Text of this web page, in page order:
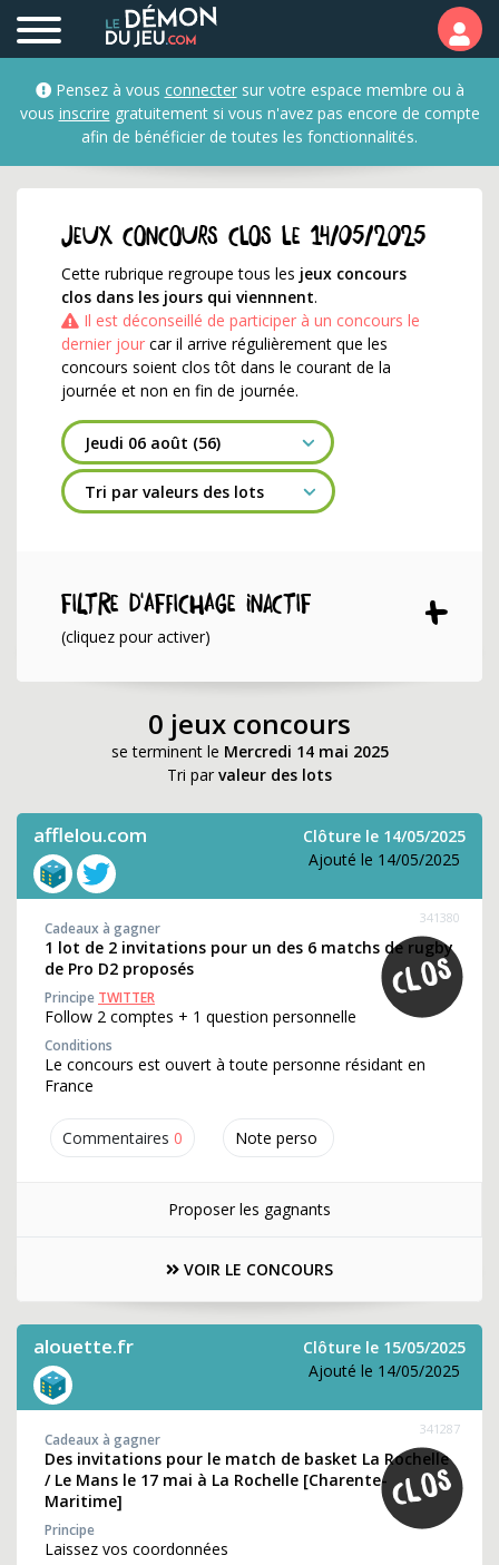
Jeux concours qui se
Pensez à vous connectersur votre espace membre ou à
vous inscrire gratuitement si vous n'avez pas encore de compte
afin de bénéficier de toutes les fonctionnalités.
Jeux concours clos le 14/05/2025
Cette rubrique regroupe tous les jeux concours
clos dans les jours qui viennnent.
Il est déconseillé de participer à un concours le
dernier jour car il arrive régulièrement que les
concours soient clos tôt dans le courant de la
journée et non en fin de journée.
Filtre d'affichage INACTIF
(cliquez pour activer)
0 jeux concours
se terminent le Mercredi 14 mai 2025
Tri par valeur des lots
afflelou.com
Clôture le 14/05/2025
Ajouté le 14/05/2025
Commentaires 0 Note perso
341380
Cadeaux à gagner
1 lot de 2 invitations pour un des 6 matchs de rugby
de Pro D2 proposés
Principe TWITTER
Follow 2 comptes + 1 question personnelle
Conditions
Le concours est ouvert à toute personne résidant en
France
Proposer les gagnants
VOIR LE CONCOURS
alouette.fr
Clôture le 15/05/2025
Ajouté le 14/05/2025
341287
Cadeaux à gagner
Des invitations pour le match de basket La Rochelle
/ Le Mans le 17 mai à La Rochelle [Charente-
Maritime]
Principe
Laissez vos coordonnées